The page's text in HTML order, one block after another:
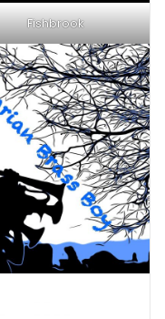
Fishbrook